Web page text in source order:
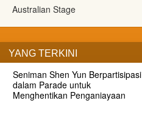
Australian Stage
YANG TERKINI
Seniman Shen Yun Berpartisipasi
dalam Parade untuk
Menghentikan Penganiayaan